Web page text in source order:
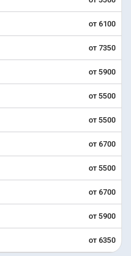
от 6100
от 7350
от 5900
от 5500
от 5500
от 6700
от 5500
от 6700
от 5900
от 6350